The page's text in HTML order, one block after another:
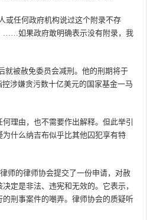
或任何政府机构说过这个附录不存
……如果政府敢明确表示没有附录，我
就被赦免委员会减刑。他的刑期将于
控涉嫌贪污数十亿美元的国家基金一马
理由，也不需要作出解释。但此举引
什么纳吉布似乎比其他囚犯享有特
师的律师协会提交了一份申请，对赦
定是非法、违宪和无效的。它表示，
刑事案件的嘲弄。律师协会的质疑听